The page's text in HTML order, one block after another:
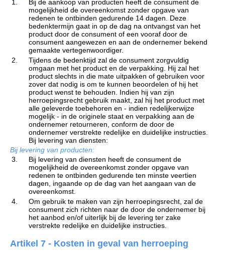
1.
Bij de aankoop van producten heeft de consument de
mogelijkheid de overeenkomst zonder opgave van
redenen te ontbinden gedurende 14 dagen. Deze
bedenktermijn gaat in op de dag na ontvangst van het
product door de consument of een vooraf door de
consument aangewezen en aan de ondernemer bekend
gemaakte vertegenwoordiger.
2.
Tijdens de bedenktijd zal de consument zorgvuldig
omgaan met het product en de verpakking. Hij zal het
product slechts in die mate uitpakken of gebruiken voor
zover dat nodig is om te kunnen beoordelen of hij het
product wenst te behouden. Indien hij van zijn
herroepingsrecht gebruik maakt, zal hij het product met
alle geleverde toebehoren en - indien redelijkerwijze
mogelijk - in de originele staat en verpakking aan de
ondernemer retourneren, conform de door de
ondernemer verstrekte redelijke en duidelijke instructies.
Bij levering van diensten:
Bij levering van producten:
3.
Bij levering van diensten heeft de consument de
mogelijkheid de overeenkomst zonder opgave van
redenen te ontbinden gedurende ten minste veertien
dagen, ingaande op de dag van het aangaan van de
overeenkomst.
4.
Om gebruik te maken van zijn herroepingsrecht, zal de
consument zich richten naar de door de ondernemer bij
het aanbod en/of uiterlijk bij de levering ter zake
verstrekte redelijke en duidelijke instructies.
Artikel 7 - Kosten in geval van herroeping